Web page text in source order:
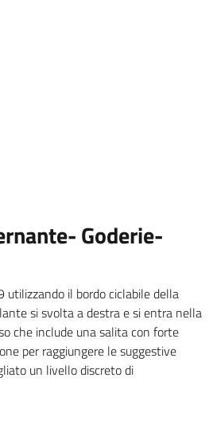
Goderie-
utilizzando il bordo ciclabile della
si svolta a destra e si entra nella
che include una salita con forte
per raggiungere le suggestive
un livello discreto di